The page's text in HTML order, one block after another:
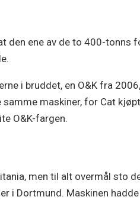
den ene av de to 400-
i bruddet, en O&K fra
maskiner, for Cat
O&K-fargen.
men til alt overmål sto
i Dortmund. Maskinen